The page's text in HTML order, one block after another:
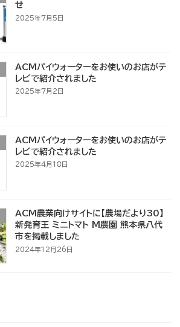
せ
2025年7月5日
ACMパイウォーターをお使いのお店がテ
レビで紹介されました
2025年7月2日
ACMパイウォーターをお使いのお店がテ
レビで紹介されました
2025年4月18日
ACM農業向けサイトに【農場だより30】
新発育王 ミニトマト M農園 熊本県八代
市を掲載しました
2024年12月26日